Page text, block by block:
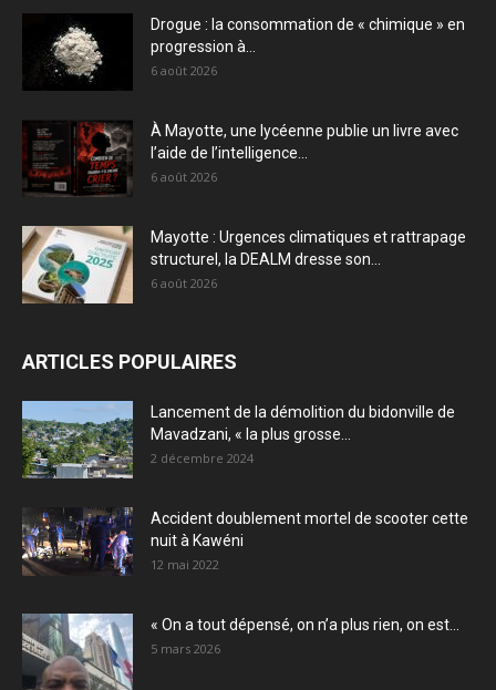
Drogue : la consommation de « chimique » en
progression à...
6 août 2026
À Mayotte, une lycéenne publie un livre avec
l’aide de l’intelligence...
6 août 2026
Mayotte : Urgences climatiques et rattrapage
structurel, la DEALM dresse son...
6 août 2026
ARTICLES POPULAIRES
Lancement de la démolition du bidonville de
Mavadzani, « la plus grosse...
2 décembre 2024
Accident doublement mortel de scooter cette
nuit à Kawéni
12 mai 2022
« On a tout dépensé, on n’a plus rien, on est...
5 mars 2026